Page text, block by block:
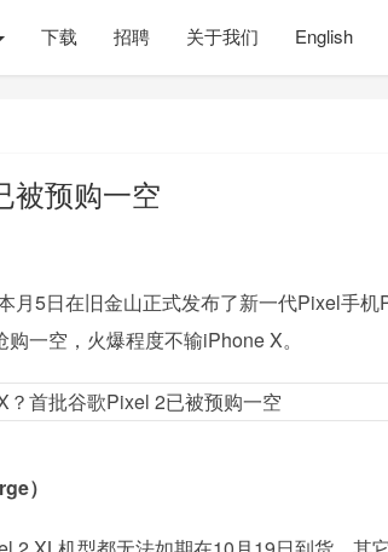
下载 招聘 关于我们 English
被预购一空
月5日在旧金山正式发布了新一代Pixel手机
一空，火爆程度不输iPhone X。
）